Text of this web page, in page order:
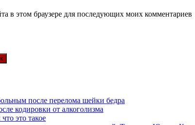
в этом браузере для последующих моих комментариев
после перелома шейки бедра
кодировки от алкоголизма
это такое